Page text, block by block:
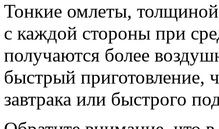
Тонкие омлеты,
с каждой стороны при
получаются более
быстрый приготовление,
завтрака или быстрого